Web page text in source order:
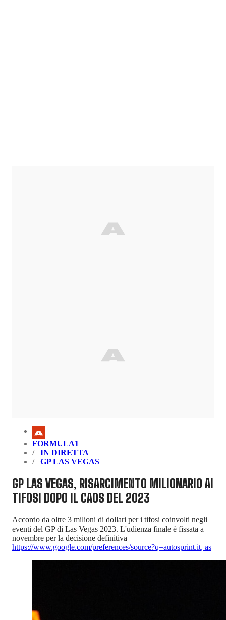
FORMULA1
IN DIRETTA
GP LAS VEGAS
GP LAS VEGAS, RISARCIMENTO MILIONARIO AI
TIFOSI DOPO IL CAOS DEL 2023
Accordo da oltre 3 milioni di dollari per i tifosi coinvolti negli
eventi del GP di Las Vegas 2023. L'udienza finale è fissata a
novembre per la decisione definitiva
https://www.google.com/preferences/source?q=autosprint.it, as